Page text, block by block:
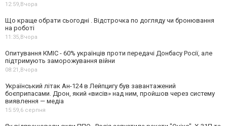
12:59,Вчора
Що краще обрати сьогодні . Відстрочка по догляду чи бронювання
на роботі
11:35,Вчора
Опитування КМІС - 60% українців проти передачі Донбасу Росії, але
підтримують заморожування війни
08:21,Вчора
Український літак Ан-124 в Лейпцигу був завантажений
боєприпасами. Дрон, який «висів» над ним, пройшов через систему
виявлення — медіа
15:59,6 серпня